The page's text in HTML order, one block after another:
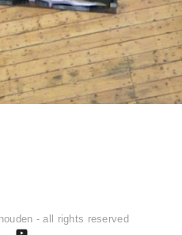
- all rights reserved